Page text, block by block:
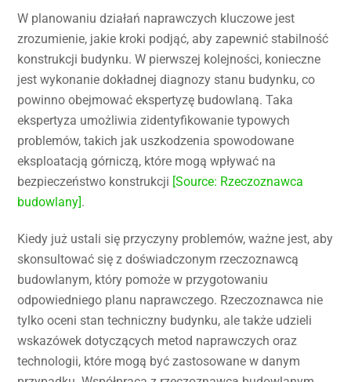
W planowaniu działań naprawczych kluczowe jest
zrozumienie, jakie kroki podjąć, aby zapewnić stabilność
konstrukcji budynku. W pierwszej kolejności, konieczne
jest wykonanie dokładnej diagnozy stanu budynku, co
powinno obejmować ekspertyzę budowlaną. Taka
ekspertyza umożliwia zidentyfikowanie typowych
problemów, takich jak uszkodzenia spowodowane
eksploatacją górniczą, które mogą wpływać na
bezpieczeństwo konstrukcji [Source: Rzeczoznawca
budowlany].
Kiedy już ustali się przyczyny problemów, ważne jest, aby
skonsultować się z doświadczonym rzeczoznawcą
budowlanym, który pomoże w przygotowaniu
odpowiedniego planu naprawczego. Rzeczoznawca nie
tylko oceni stan techniczny budynku, ale także udzieli
wskazówek dotyczących metod naprawczych oraz
technologii, które mogą być zastosowane w danym